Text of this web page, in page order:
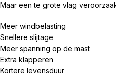
Maar een te grote vlag
Meer windbelasting
Snellere slijtage
Meer spanning op de mast
Extra klapperen
Kortere levensduur